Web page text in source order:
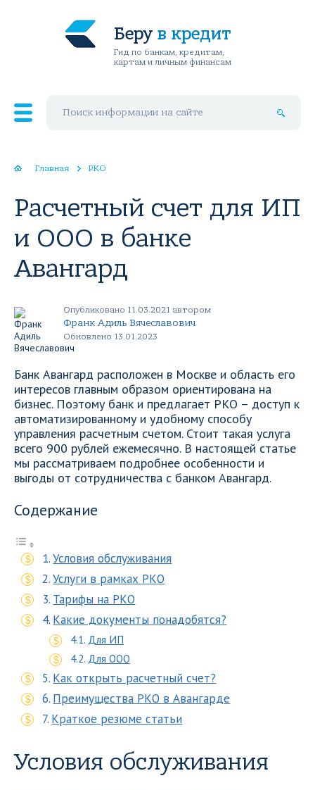
Беру в кредит
Гид по банкам, кредитам,
картам и личным финансам
Главная РКО
Расчетный счет для ИП
и ООО в банке
Авангард
Опубликовано 11.03.2021 автором
Франк Адиль Вячеславович
Обновлено 13.01.2023
Банк Авангард расположен в Москве и область его
интересов главным образом ориентирована на
бизнес. Поэтому банк и предлагает РКО – доступ к
автоматизированному и удобному способу
управления расчетным счетом. Стоит такая услуга
всего 900 рублей ежемесячно. В настоящей статье
мы рассматриваем подробнее особенности и
выгоды от сотрудничества с банком Авангард.
Содержание
Условия обслуживания
Услуги в рамках РКО
Тарифы на РКО
Какие документы понадобятся?
Для ИП
Для ООО
Как открыть расчетный счет?
Преимущества РКО в Авангарде
Краткое резюме статьи
Условия обслуживания